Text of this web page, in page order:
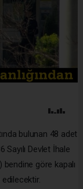
bulunan 48 adet
Sayılı Devlet İhale
bendine göre kapalı